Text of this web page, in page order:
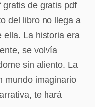
gratis de gratis pdf
del libro no llega a
ella. La historia era
se volvía
sin aliento. La
mundo imaginario
te hará